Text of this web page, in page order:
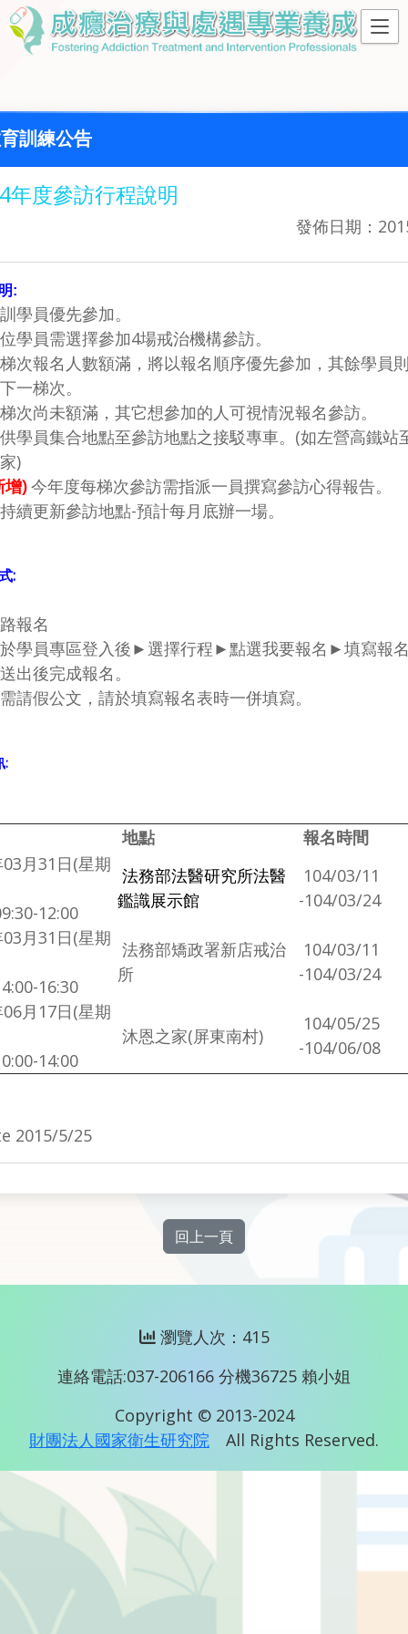
訓練公告
年度參訪行程說明
發佈日期：
:
學員優先參加。
學員需選擇參加4場戒治機構參訪。
次報名人數額滿，將以報名順序優先參加，其餘學員
一梯次。
次尚未額滿，其它想參加的人可視情況報名參訪。
學員集合地點至參訪地點之接駁專車。(如左營高鐵站
)
增)今年度每梯次參訪需指派一員撰寫參訪心得報告。
續更新參訪地點-預計每月底辦一場。
:
報名
學員專區登入後►選擇行程►點選我要報名►填寫報
出後完成報名。
請假公文，請於填寫報名表時一併填寫。
:
地點
報名時間
月31日(星期
12:00
法務部法醫研究所法醫
鑑識展示館
104/03/11
-104/03/24
月31日(星期
16:30
法務部矯政署新店戒治
所
104/03/11
-104/03/24
月17日(星期
14:00
沐恩之家(屏東南村)
104/05/25
-104/06/08
2015/5/25
回上一頁
瀏覽人次：415
連絡電話:037-206166 分機36725 賴小姐
Copyright © 2013-2024
財團法人國家衛生研究院
All Rights Reserved.